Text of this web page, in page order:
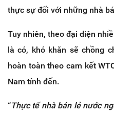
thực sự đối với những nhà
Tuy nhiên, theo đại diện
là có, khó khăn sẽ chồng
hoàn toàn theo cam kết
Nam tính đến.
“Thực tế nhà bán lẻ nước